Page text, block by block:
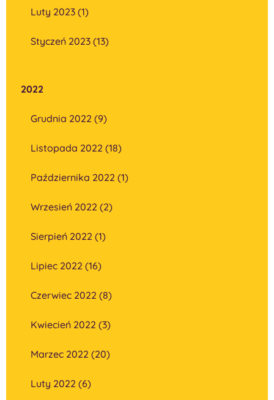
Luty 2023 (1)
Styczeń 2023 (13)
2022
Grudnia 2022 (9)
Listopada 2022 (18)
Października 2022 (1)
Wrzesień 2022 (2)
Sierpień 2022 (1)
Lipiec 2022 (16)
Czerwiec 2022 (8)
Kwiecień 2022 (3)
Marzec 2022 (20)
Luty 2022 (6)